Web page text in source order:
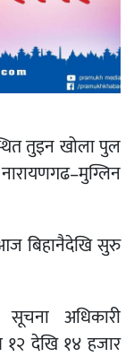
तुइन खोला पुल
बिहानैदेखि सुरु
अधिकारी
१२ देखि १४ हजार